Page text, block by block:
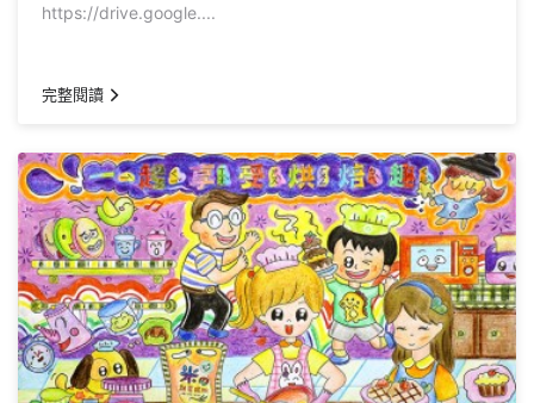
https://drive.google....
完整閱讀